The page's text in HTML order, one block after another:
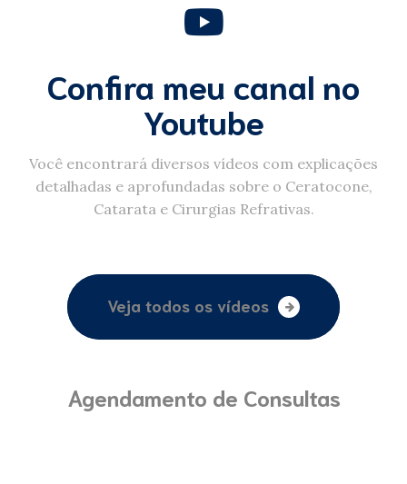
Confira meu canal no
Youtube
Você encontrará diversos vídeos com explicações
detalhadas e aprofundadas sobre o Ceratocone,
Catarata e Cirurgias Refrativas.
Veja todos os vídeos
Agendamento de Consultas